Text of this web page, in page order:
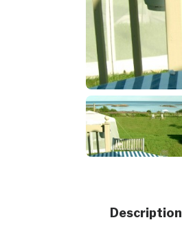
Description